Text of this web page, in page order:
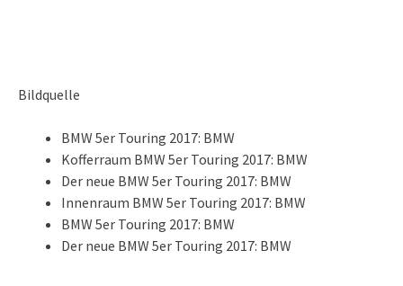
Bildquelle
BMW 5er Touring 2017: BMW
Kofferraum BMW 5er Touring 2017: BMW
Der neue BMW 5er Touring 2017: BMW
Innenraum BMW 5er Touring 2017: BMW
BMW 5er Touring 2017: BMW
Der neue BMW 5er Touring 2017: BMW